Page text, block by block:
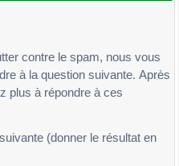
contre le spam, nous vous
la question suivante. Après
plus à répondre à ces
(donner le résultat en